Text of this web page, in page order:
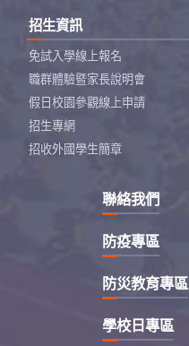
招生資訊
免試入學線上報名
職群體驗暨家長說明會
假日校園參觀線上申請
招生專網
招收外國學生簡章
聯絡我們
防疫專區
防災教育專區
學校日專區